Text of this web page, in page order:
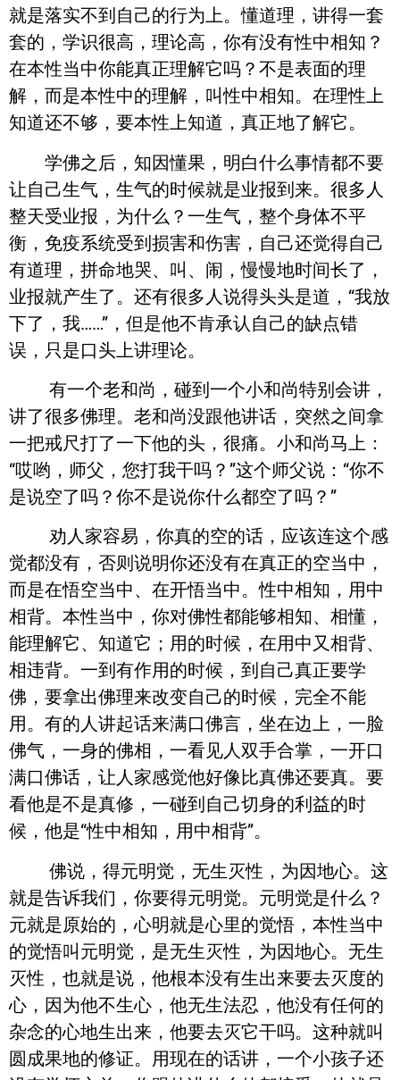
就是落实不到自己的行为上。懂道理，讲得一套
套的，学识很高，理论高，你有没有性中相知？
在本性当中你能真正理解它吗？不是表面的理
解，而是本性中的理解，叫性中相知。在理性上
知道还不够，要本性上知道，真正地了解它。
学佛之后，知因懂果，明白什么事情都不要
让自己生气，生气的时候就是业报到来。很多人
整天受业报，为什么？一生气，整个身体不平
衡，免疫系统受到损害和伤害，自己还觉得自己
有道理，拼命地哭、叫、闹，慢慢地时间长了，
业报就产生了。还有很多人说得头头是道，“我放
下了，我……”，但是他不肯承认自己的缺点错
误，只是口头上讲理论。
有一个老和尚，碰到一个小和尚特别会讲，
讲了很多佛理。老和尚没跟他讲话，突然之间拿
一把戒尺打了一下他的头，很痛。小和尚马上：
“哎哟，师父，您打我干吗？”这个师父说：“你不
是说空了吗？你不是说你什么都空了吗？”
劝人家容易，你真的空的话，应该连这个感
觉都没有，否则说明你还没有在真正的空当中，
而是在悟空当中、在开悟当中。性中相知，用中
相背。本性当中，你对佛性都能够相知、相懂，
能理解它、知道它；用的时候，在用中又相背、
相违背。一到有作用的时候，到自己真正要学
佛，要拿出佛理来改变自己的时候，完全不能
用。有的人讲起话来满口佛言，坐在边上，一脸
佛气，一身的佛相，一看见人双手合掌，一开口
满口佛话，让人家感觉他好像比真佛还要真。要
看他是不是真修，一碰到自己切身的利益的时
候，他是“性中相知，用中相背”。
佛说，得元明觉，无生灭性，为因地心。这
就是告诉我们，你要得元明觉。元明觉是什么？
元就是原始的，心明就是心里的觉悟，本性当中
的觉悟叫元明觉，是无生灭性，为因地心。无生
灭性，也就是说，他根本没有生出来要去灭度的
心，因为他不生心，他无生法忍，他没有任何的
杂念的心地生出来，他要去灭它干吗。这种就叫
圆成果地的修证。用现在的话讲，一个小孩子还